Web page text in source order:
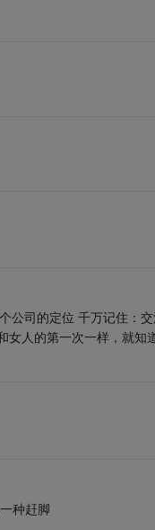
公司的定位 千万记住：
女人的第一次一样，就知
种赶脚